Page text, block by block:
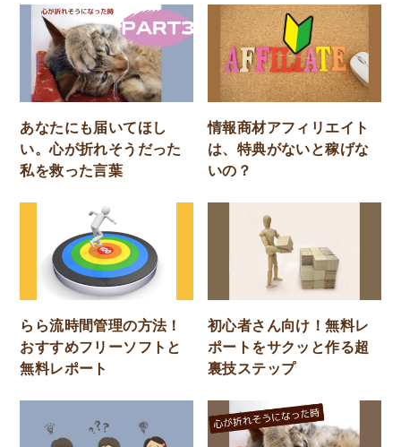
あなたにも届いてほし
い。心が折れそうだった
私を救った言葉
情報商材アフィリエイト
は、特典がないと稼げな
いの？
らら流時間管理の方法！
おすすめフリーソフトと
無料レポート
初心者さん向け！無料レ
ポートをサクッと作る超
裏技ステップ